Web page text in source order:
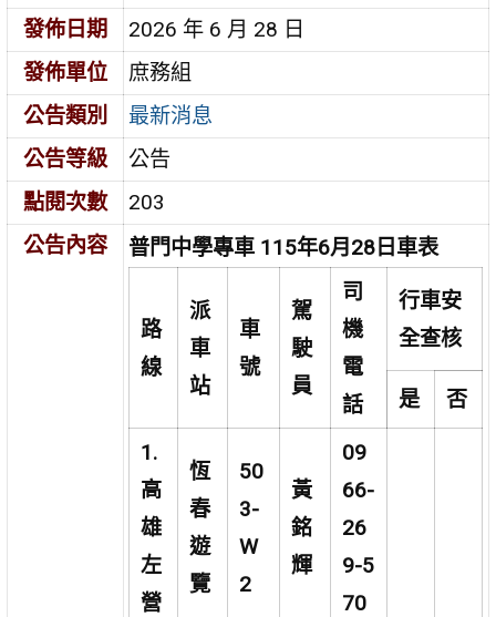
發佈日期
2026 年 6 月 28 日
發佈單位
庶務組
公告類別
最新消息
公告等級
公告
點閱次數
203
公告內容
普門中學專車 115年6月28日車表
路
線
派
車
站
車
號
駕
駛
員
司
機
電
話
行車安
全查核
是 否
1.
高
雄
左
營
恆
春
遊
覽
50
3-
W
2
黃
銘
輝
09
66-
26
9-5
70